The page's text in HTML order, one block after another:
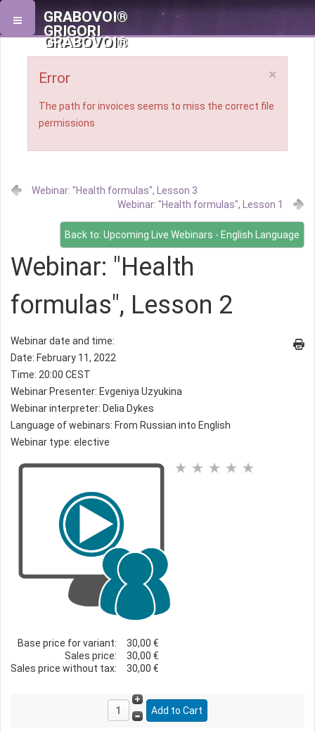
GRABOVOI®
GRIGORI
GRABOVOI®
×
Error
The path for invoices seems to miss the correct file
permissions
Webinar: "Health formulas", Lesson 3
Webinar: "Health formulas", Lesson 1
Back to: Upcoming Live Webinars - English Language
Webinar: "Health
formulas", Lesson 2
Webinar date and time:
Date: February 11, 2022
Time: 20:00 CEST
Webinar Presenter: Evgeniya Uzyukina
Webinar interpreter: Delia Dykes
Language of webinars: From Russian into English
Webinar type: elective
Base price for variant:
30,00 €
Sales price:
30,00 €
Sales price without tax:
30,00 €